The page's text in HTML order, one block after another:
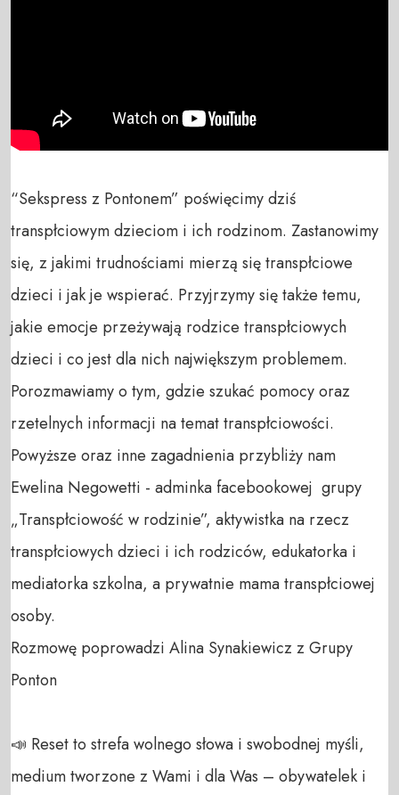
“Sekspress z Pontonem” poświęcimy dziś
transpłciowym dzieciom i ich rodzinom. Zastanowimy
się, z jakimi trudnościami mierzą się transpłciowe
dzieci i jak je wspierać. Przyjrzymy się także temu,
jakie emocje przeżywają rodzice transpłciowych
dzieci i co jest dla nich największym problemem.
Porozmawiamy o tym, gdzie szukać pomocy oraz
rzetelnych informacji na temat transpłciowości.
Powyższe oraz inne zagadnienia przybliży nam
Ewelina Negowetti - adminka facebookowej  grupy
„Transpłciowość w rodzinie”, aktywistka na rzecz
transpłciowych dzieci i ich rodziców, edukatorka i
mediatorka szkolna, a prywatnie mama transpłciowej
osoby.
Rozmowę poprowadzi Alina Synakiewicz z Grupy
Ponton
📣 Reset to strefa wolnego słowa i swobodnej myśli,
medium tworzone z Wami i dla Was – obywatelek i